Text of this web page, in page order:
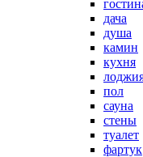
дача
душа
камин
кухня
пол
сауна
стены
туалет
фартук